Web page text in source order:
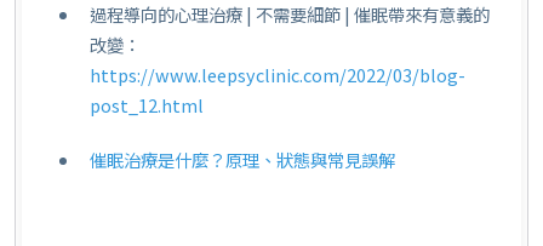
過程導向的心理治療 | 不需要細節 | 催眠帶來有意義的
改變：
https://www.leepsyclinic.com/2022/03/blog-
post_12.html
催眠治療是什麼？原理、狀態與常見誤解